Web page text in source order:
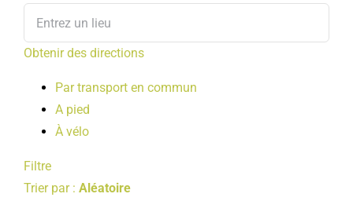
Obtenir des directions
Par transport en commun
A pied
À vélo
Filtre
Trier par : Aléatoire